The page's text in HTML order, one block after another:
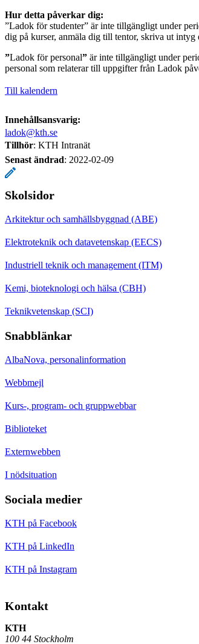
Hur detta påverkar dig:
”Ladok för studenter” är inte tillgängligt under
dig på kurser, anmäla dig till tentor, skriva ut intyg
”Ladok för personal” är inte tillgängligt under
personal som relaterar till uppgifter från Ladok
Till kalendern
Innehållsansvarig:
ladok@kth.se
Tillhör: KTH Intranät
Senast ändrad: 2022-02-09
Skolsidor
Arkitektur och samhällsbyggnad (ABE)
Elektroteknik och datavetenskap (EECS)
Industriell teknik och management (ITM)
Kemi, bioteknologi och hälsa (CBH)
Teknikvetenskap (SCI)
Snabblänkar
AlbaNova, personalinformation
Webbmejl
Kurs-, program- och gruppwebbar
Biblioteket
Externwebben
I nödsituation
Sociala medier
KTH på Facebook
KTH på LinkedIn
KTH på Instagram
Kontakt
KTH
100 44 Stockholm